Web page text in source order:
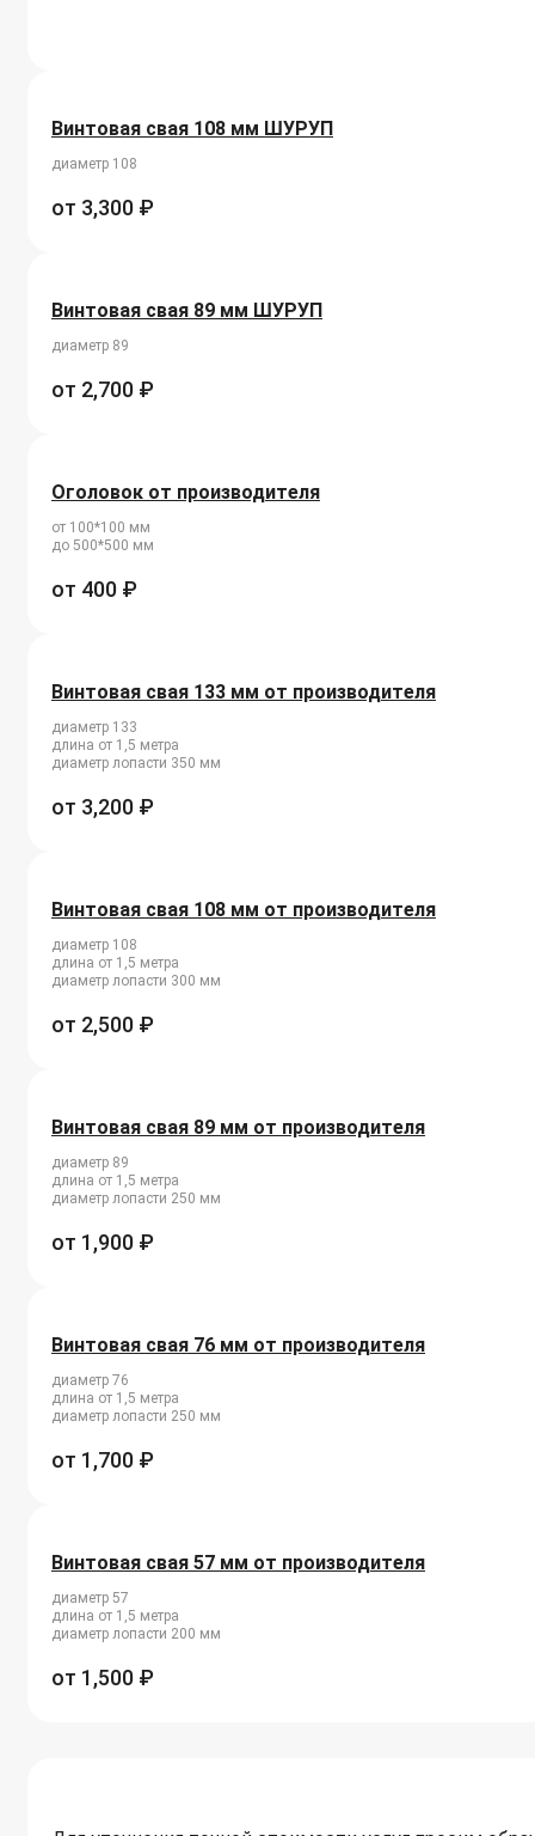
Винтовая свая 108 мм ШУРУП
диаметр 108
от 3,300 ₽
Винтовая свая 89 мм ШУРУП
диаметр 89
от 2,700 ₽
Оголовок от производителя
от 100*100 мм
до 500*500 мм
от 400 ₽
Винтовая свая 133 мм от производителя
диаметр 133
длина от 1,5 метра
диаметр лопасти 350 мм
от 3,200 ₽
Винтовая свая 108 мм от производителя
диаметр 108
длина от 1,5 метра
диаметр лопасти 300 мм
от 2,500 ₽
Винтовая свая 89 мм от производителя
диаметр 89
длина от 1,5 метра
диаметр лопасти 250 мм
от 1,900 ₽
Винтовая свая 76 мм от производителя
диаметр 76
длина от 1,5 метра
диаметр лопасти 250 мм
от 1,700 ₽
Винтовая свая 57 мм от производителя
диаметр 57
длина от 1,5 метра
диаметр лопасти 200 мм
от 1,500 ₽